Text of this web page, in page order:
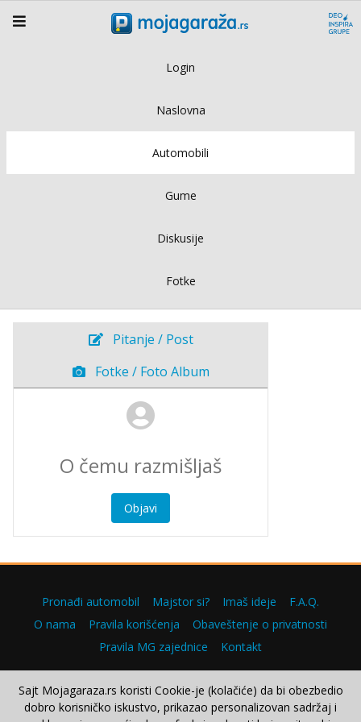
Login
Naslovna
Automobili
Gume
Diskusije
Fotke
Pitanje / Post
Fotke / Foto Album
Objavi
Pronađi automobil Majstor si? Imaš ideje
F.A.Q.
O nama
Pravila korišćenja
Obaveštenje o privatnosti
Pravila MG zajednice
Kontakt
Copyright © 2000–2026.
Sajt Mojagaraza.rs koristi Cookie-je (kolačiće) da bi obezbedio
dobro korisničko iskustvo, prikazao personalizovan sadržaj i